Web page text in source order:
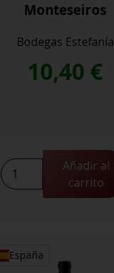
Monteseiros
Bodegas Estefanía
10,40 €
Tilenus
Godello
Monteseiros
Añadir al
carrito
España